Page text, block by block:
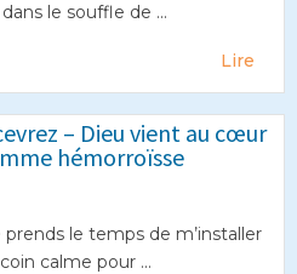
le souffle de ...
Lire
– Dieu vient au cœur
hémorroïsse
le temps de m’installer
calme pour ...